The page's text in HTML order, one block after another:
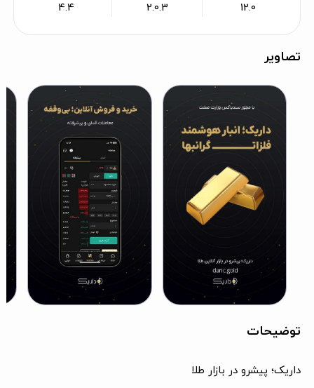
12.0
2.0.3
4.4
تصاویر
توضیحات
داریک؛ پیشرو در بازار طلا